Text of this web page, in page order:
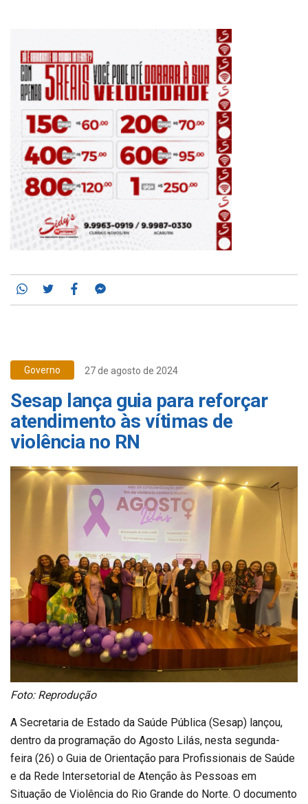
Whatsapp
TwitterFacebook
Governo 27 de agosto de 2024
Sesap lança guia para reforçar
atendimento às vítimas de
violência no RN
Foto: Reprodução
A Secretaria de Estado da Saúde Pública (Sesap) lançou,
dentro da programação do Agosto Lilás, nesta segunda-
feira (26) o Guia de Orientação para Profissionais de Saúde
e da Rede Intersetorial de Atenção às Pessoas em
Situação de Violência do Rio Grande do Norte. O documento